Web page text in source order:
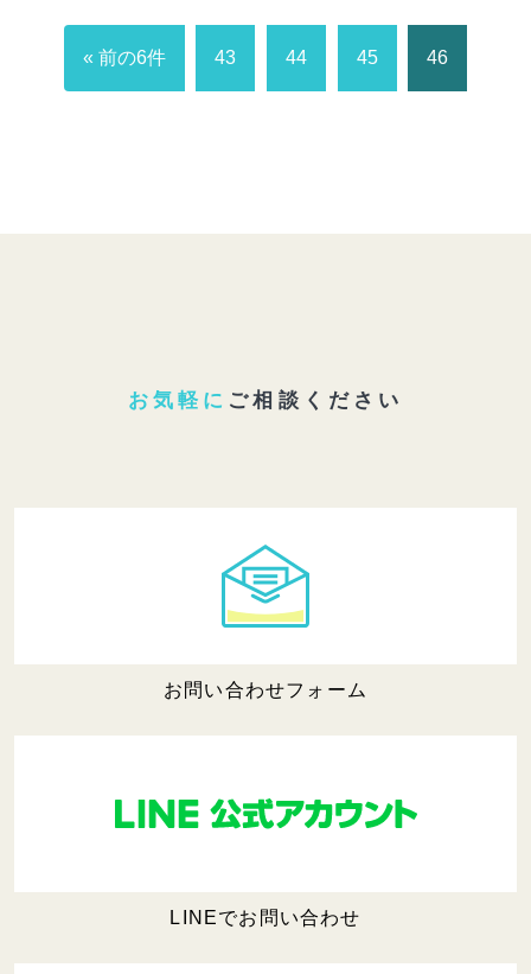
« 前の6件 43 44 45 46
お気軽に ご相談ください
お問い合わせフォーム
LINEでお問い合わせ